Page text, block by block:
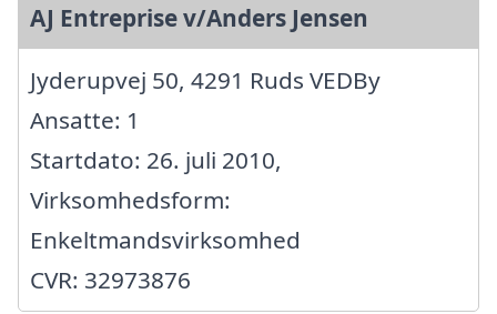
AJ Entreprise v/Anders Jensen
Jyderupvej 50, 4291 Ruds VEDBy
Ansatte: 1
Startdato: 26. juli 2010,
Virksomhedsform:
Enkeltmandsvirksomhed
CVR: 32973876